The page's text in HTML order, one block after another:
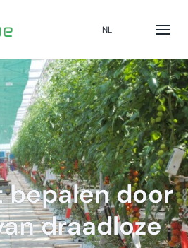
NL
door
draadloze